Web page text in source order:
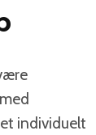
individuelt